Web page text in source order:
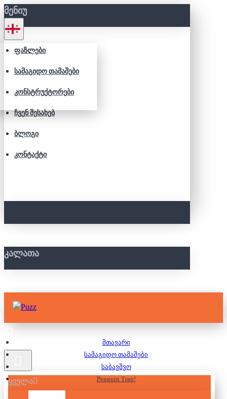
ᲛᲔᲜᲘᲣ
ᲤᲐᲖᲚᲔᲑᲘ
ᲡᲐᲛᲐᲒᲘᲓᲝ ᲗᲐᲛᲐᲨᲔᲑᲘ
ᲙᲝᲜᲡᲢᲠᲣᲥᲢᲝᲠᲔᲑᲘ
ᲩᲕᲔᲜ ᲨᲔᲡᲐᲮᲔᲑ
ᲑᲚᲝᲒᲘ
ᲙᲝᲜᲢᲐᲥᲢᲘ
ᲙᲐᲚᲐᲗᲐ
ყველა
მთავარი
სამაგიდო თამაშები
საბავშვო
Penguin Trap!